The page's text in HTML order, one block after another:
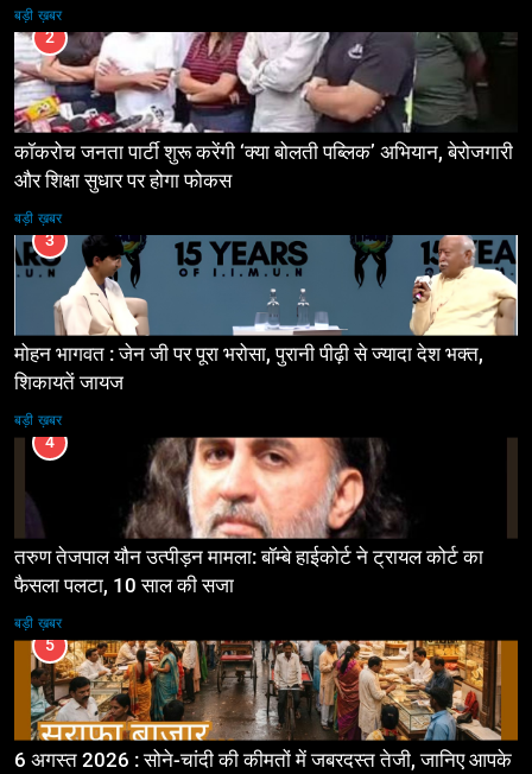
बड़ी ख़बर
2
कॉकरोच जनता पार्टी शुरू करेंगी ‘क्या बोलती पब्लिक’ अभियान, बेरोजगारी
और शिक्षा सुधार पर होगा फोकस
बड़ी ख़बर
3
मोहन भागवत : जेन जी पर पूरा भरोसा, पुरानी पीढ़ी से ज्यादा देश भक्त,
शिकायतें जायज
बड़ी ख़बर
4
तरुण तेजपाल यौन उत्पीड़न मामला: बॉम्बे हाईकोर्ट ने ट्रायल कोर्ट का
फैसला पलटा, 10 साल की सजा
बड़ी ख़बर
5
6 अगस्त 2026 : सोने-चांदी की कीमतों में जबरदस्त तेजी, जानिए आपके